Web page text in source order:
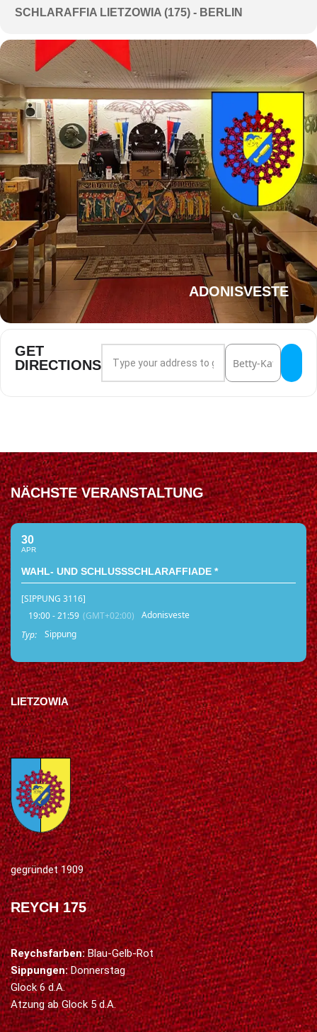
SCHLARAFFIA LIETZOWIA (175) - BERLIN
ADONISVESTE
GET
DIRECTIONS
Address - Windmond-Schlaraffiade und
Destination
NÄCHSTE VERANSTALTUNG
30
APR
WAHL- UND SCHLUSSSCHLARAFFIADE *
[SIPPUNG 3116]
19:00 - 21:59 (GMT+02:00)
Adonisveste
Typ:
Sippung
LIETZOWIA
gegründet 1909
REYCH 175
Reychsfarben:Blau-Gelb-Rot
Sippungen:Donnerstag
Glock 6 d.A.
Atzung ab Glock 5 d.A.